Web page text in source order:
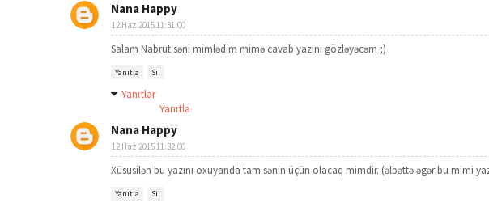
Nana Happy
12 Haz 2015 11:31:00
Salam Nabrut səni mimlədim mimə cavab yazını gözləyəcəm ;)
Yanıtla Sil
Yanıtlar
Yanıtla
Nana Happy
12 Haz 2015 11:32:00
Xüsusilən bu yazını oxuyanda tam sənin üçün olacaq mimdir. (əlbəttə əgər bu mimi
Yanıtla Sil